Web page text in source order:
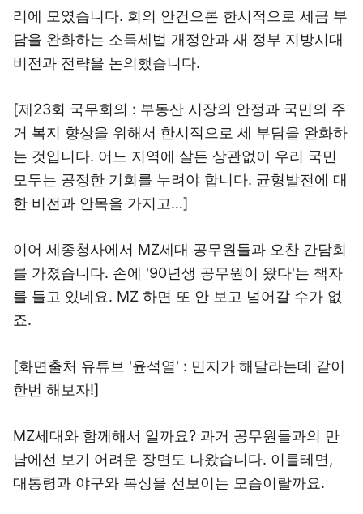
리에 모였습니다. 회의 안건으론 한시적으로 세금 부
담을 완화하는 소득세법 개정안과 새 정부 지방시대
비전과 전략을 논의했습니다.
[제23회 국무회의 : 부동산 시장의 안정과 국민의 주
거 복지 향상을 위해서 한시적으로 세 부담을 완화하
는 것입니다. 어느 지역에 살든 상관없이 우리 국민
모두는 공정한 기회를 누려야 합니다. 균형발전에 대
한 비전과 안목을 가지고…]
이어 세종청사에서 MZ세대 공무원들과 오찬 간담회
를 가졌습니다. 손에 '90년생 공무원이 왔다'는 책자
를 들고 있네요. MZ 하면 또 안 보고 넘어갈 수가 없
죠.
[화면출처 유튜브 '윤석열' : 민지가 해달라는데 같이
한번 해보자!]
MZ세대와 함께해서 일까요? 과거 공무원들과의 만
남에선 보기 어려운 장면도 나왔습니다. 이를테면,
대통령과 야구와 복싱을 선보이는 모습이랄까요.